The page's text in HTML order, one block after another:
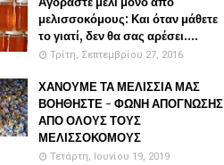
μελισσοκόμους: Και όταν μάθετε
το γιατί, δεν θα σας αρέσει....
Τρίτη, Σεπτεμβρίου 27, 2016
ΧΑΝΟΥΜΕ ΤΑ ΜΕΛΙΣΣΙΑ ΜΑΣ
ΒΟΗΘΗΣΤΕ - ΦΩΝΗ ΑΠΟΓΝΩΣΗΣ
ΑΠΟ ΟΛΟΥΣ ΤΟΥΣ
ΜΕΛΙΣΣΟΚΟΜΟΥΣ
Τετάρτη, Ιουνίου 19, 2019